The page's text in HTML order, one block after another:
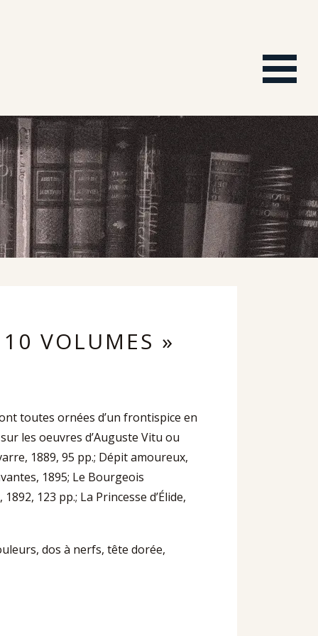
VOLUMES »
toutes ornées d’un frontispice en
les oeuvres d’Auguste Vitu ou
1889, 95 pp.; Dépit amoureux,
1895; Le Bourgeois
123 pp.; La Princesse d’Élide,
dos à nerfs, tête dorée,